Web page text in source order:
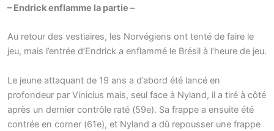
– Endrick enflamme la partie –
Au retour des vestiaires, les Norvégiens ont tenté de faire le
jeu, mais l’entrée d’Endrick a enflammé le Brésil à l’heure de jeu.
Le jeune attaquant de 19 ans a d’abord été lancé en
profondeur par Vinicius mais, seul face à Nyland, il a tiré à côté
après un dernier contrôle raté (59e). Sa frappe a ensuite été
contrée en corner (61e), et Nyland a dû repousser une frappe